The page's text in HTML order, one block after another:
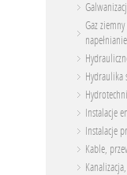
Gaz
Hydraulika
Instalacje
Instalacje
Kable,